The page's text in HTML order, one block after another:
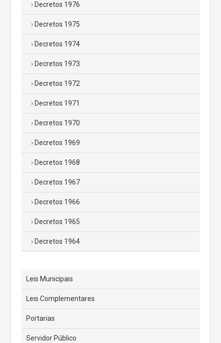
Decretos 1976
Decretos 1975
Decretos 1974
Decretos 1973
Decretos 1972
Decretos 1971
Decretos 1970
Decretos 1969
Decretos 1968
Decretos 1967
Decretos 1966
Decretos 1965
Decretos 1964
Leis Municipais
Leis Complementares
Portarias
Servidor Público